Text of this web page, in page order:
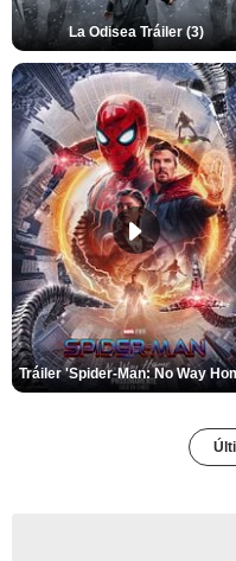
La Odisea Tráiler (3)
Tráiler 'Spider-Man: No Way